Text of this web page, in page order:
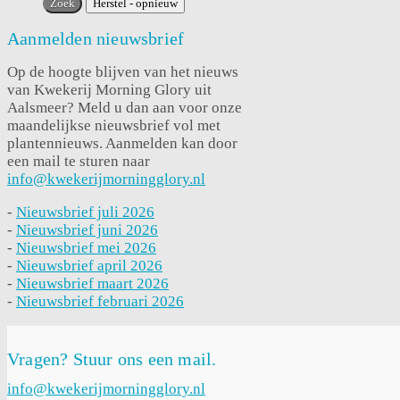
Aanmelden nieuwsbrief
Op de hoogte blijven van het nieuws
van Kwekerij Morning Glory uit
Aalsmeer? Meld u dan aan voor onze
maandelijkse nieuwsbrief vol met
plantennieuws. Aanmelden kan door
een mail te sturen naar
info@kwekerijmorningglory.nl
- Nieuwsbrief juli 2026
- Nieuwsbrief juni 2026
- Nieuwsbrief mei 2026
- Nieuwsbrief april 2026
- Nieuwsbrief maart 2026
- Nieuwsbrief februari 2026
Vragen? Stuur ons een mail.
info@kwekerijmorningglory.nl